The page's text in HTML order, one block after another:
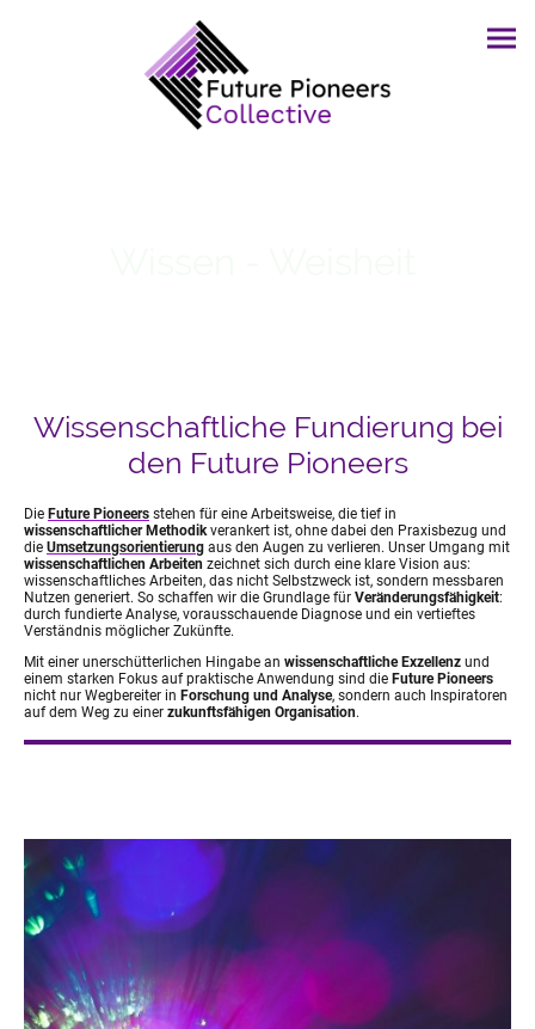
Wissenschaftliche Fundierung bei
den Future Pioneers
Die Future Pioneers stehen für eine Arbeitsweise, die tief in
wissenschaftlicher Methodik verankert ist, ohne dabei den Praxisbezug und
die Umsetzungsorientierung aus den Augen zu verlieren. Unser Umgang mit
wissenschaftlichen Arbeiten zeichnet sich durch eine klare Vision aus:
wissenschaftliches Arbeiten, das nicht Selbstzweck ist, sondern messbaren
Nutzen generiert. So schaffen wir die Grundlage für Veränderungsfähigkeit:
durch fundierte Analyse, vorausschauende Diagnose und ein vertieftes
Verständnis möglicher Zukünfte.
Mit einer unerschütterlichen Hingabe an wissenschaftliche Exzellenz und
einem starken Fokus auf praktische Anwendung sind die Future Pioneers
nicht nur Wegbereiter in Forschung und Analyse, sondern auch Inspiratoren
auf dem Weg zu einer zukunftsfähigen Organisation.